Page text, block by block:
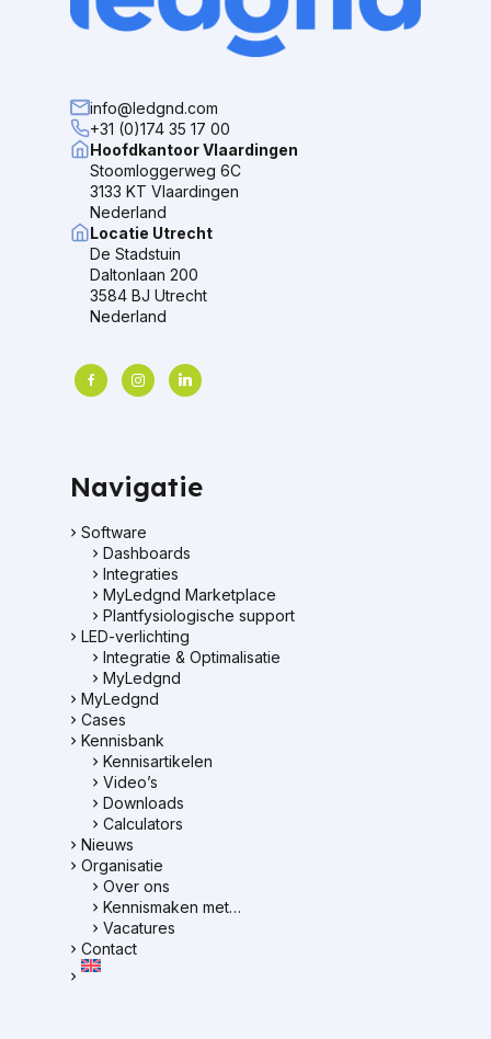
info@ledgnd.com
+31 (0)174 35 17 00
Hoofdkantoor Vlaardingen
Stoomloggerweg 6C
3133 KT Vlaardingen
Nederland
Locatie Utrecht
De Stadstuin
Daltonlaan 200
3584 BJ Utrecht
Nederland
facebookinstagramlinkedin
Navigatie
Software
Dashboards
Integraties
MyLedgnd Marketplace
Plantfysiologische support
LED-verlichting
Integratie & Optimalisatie
MyLedgnd
MyLedgnd
Cases
Kennisbank
Kennisartikelen
Video’s
Downloads
Calculators
Nieuws
Organisatie
Over ons
Kennismaken met…
Vacatures
Contact